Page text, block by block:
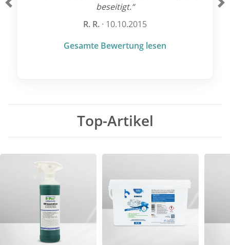
beseitigt.“
R. R. · 10.10.2015
Gesamte Bewertung lesen
Zurück
Top-Artikel